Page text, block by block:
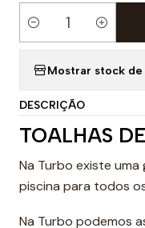
Quantidade
Mostrar stock
DESCRIÇÃO
TOALHAS
Na Turbo existe
piscina para todos
Na Turbo podemos